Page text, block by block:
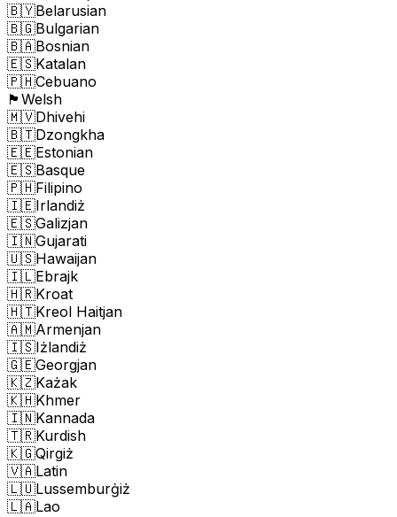
🇧🇾Belarusian
🇧🇬Bulgarian
🇧🇦Bosnian
🇪🇸Katalan
🇵🇭Cebuano
🏴󠁧󠁢󠁷󠁬󠁳󠁿 Welsh
🇲🇻Dhivehi
🇧🇹Dzongkha
🇪🇪Estonian
🇪🇸Basque
🇵🇭Filipino
🇮🇪Irlandiż
🇪🇸Galizjan
🇮🇳Gujarati
🇺🇸Hawaijan
🇮🇱Ebrajk
🇭🇷Kroat
🇭🇹Kreol Haitjan
🇦🇲Armenjan
🇮🇸Iżlandiż
🇬🇪Georgjan
🇰🇿Każak
🇰🇭Khmer
🇮🇳Kannada
🇹🇷Kurdish
🇰🇬Qirgiż
🇻🇦Latin
🇱🇺Lussemburġiż
🇱🇦Lao